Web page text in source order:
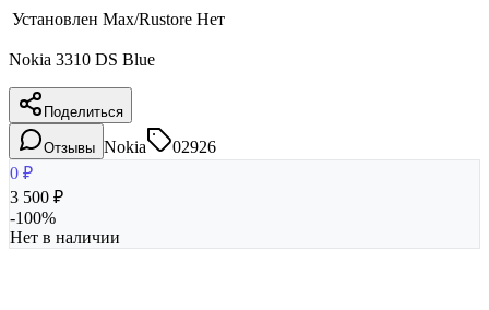
Установлен Max/Rustore Нет
Nokia 3310 DS Blue
Поделиться
Отзывы Nokia
02926
0 ₽
3 500 ₽
-100%
Нет в наличии